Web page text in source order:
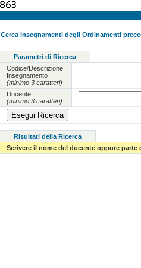
Cerca insegnamenti degli Ordinamenti
Parametri di Ricerca
Codice/Descrizione
Insegnamento
(minimo 3 caratteri)
Docente
(minimo 3 caratteri)
Risultati della Ricerca
Scrivere il nome del docente oppure